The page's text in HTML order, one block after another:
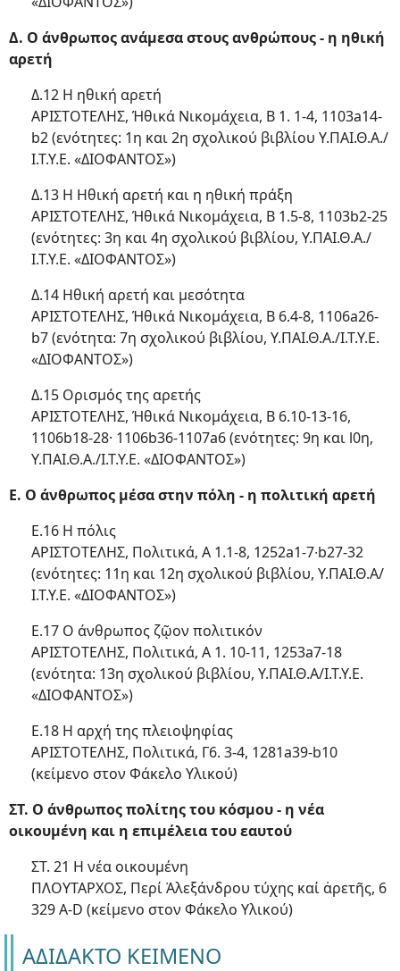
Δ. Ο άνθρωπος ανάμεσα στους ανθρώπους - η ηθική
αρετή
Δ.12 Η ηθική αρετή
ΑΡΙΣΤΟΤΕΛΗΣ, Ήθικά Νικομάχεια, Β 1. 1-4, 1103a14-
b2 (ενότητες: 1η και 2η σχολικού βιβλίου Υ.ΠΑΙ.Θ.Α./
Ι.Τ.Υ.Ε. «ΔΙΟΦΑΝΤΟΣ»)
Δ.13 Η Ηθική αρετή και η ηθική πράξη
ΑΡΙΣΤΟΤΕΛΗΣ, Ήθικά Νικομάχεια, Β 1.5-8, 1103b2-25
(ενότητες: 3η και 4η σχολικού βιβλίου, Υ.ΠΑΙ.Θ.Α./
Ι.Τ.Υ.Ε. «ΔΙΟΦΑΝΤΟΣ»)
Δ.14 Ηθική αρετή και μεσότητα
ΑΡΙΣΤΟΤΕΛΗΣ, Ήθικά Νικομάχεια, Β 6.4-8, 1106a26-
b7 (ενότητα: 7η σχολικού βιβλίου, Υ.ΠΑΙ.Θ.Α./Ι.Τ.Υ.Ε.
«ΔΙΟΦΑΝΤΟΣ»)
Δ.15 Ορισμός της αρετής
ΑΡΙΣΤΟΤΕΛΗΣ, Ήθικά Νικομάχεια, Β 6.10-13-16,
1106b18-28· 1106b36-1107a6 (ενότητες: 9η και l0η,
Υ.ΠΑΙ.Θ.Α./Ι.Τ.Υ.Ε. «ΔΙΟΦΑΝΤΟΣ»)
Ε. Ο άνθρωπος μέσα στην πόλη - η πολιτική αρετή
Ε.16 Η πόλις
ΑΡΙΣΤΟΤΕΛΗΣ, Πολιτικά, Α 1.1-8, 1252a1-7∙b27-32
(ενότητες: 11η και 12η σχολικού βιβλίου, Υ.ΠΑΙ.Θ.Α/
Ι.Τ.Υ.Ε. «ΔΙΟΦΑΝΤΟΣ»)
Ε.17 Ο άνθρωπος ζῷον πολιτικόν
ΑΡΙΣΤΟΤΕΛΗΣ, Πολιτικά, Α 1. 10-11, 1253a7-18
(ενότητα: 13η σχολικού βιβλίου, Υ.ΠΑΙ.Θ.Α/Ι.Τ.Υ.Ε.
«ΔΙΟΦΑΝΤΟΣ»)
Ε.18 Η αρχή της πλειοψηφίας
ΑΡΙΣΤΟΤΕΛΗΣ, Πολιτικά, Γ6. 3-4, 1281a39-b10
(κείμενο στον Φάκελο Υλικού)
ΣΤ. Ο άνθρωπος πολίτης του κόσμου - η νέα
οικουμένη και η επιμέλεια του εαυτού
ΣΤ. 21 Η νέα οικουμένη
ΠΛΟΥΤΑΡΧΟΣ, Περί Ἀλεξάνδρου τύχης καί ἀρετῆς, 6
329 A-D (κείμενο στον Φάκελο Υλικού)
ΑΔΙΔΑΚΤΟ ΚΕΙΜΕΝΟ